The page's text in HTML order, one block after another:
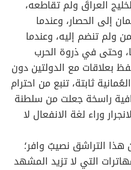
العراقَ ولم تقاطعه،
إلى الحصار، وعندما
ولم تنضم إليه، وعندما
وحتى في ذروة الحرب
بعلاقات مع الدولتين دون
ثابتة، تنبع من احترام
راسخة جعلت من سلطنة
وراء لغة الانفعال لا
التراشق نصيبٌ وافر؛
التي لا تزيد المشهد